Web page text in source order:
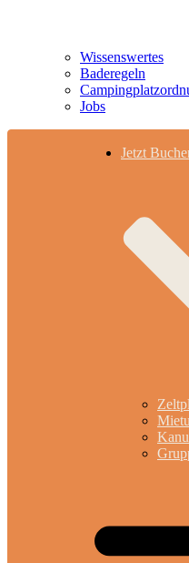
Wissenswertes
Baderegeln
Jobs
Jetzt
Kanu